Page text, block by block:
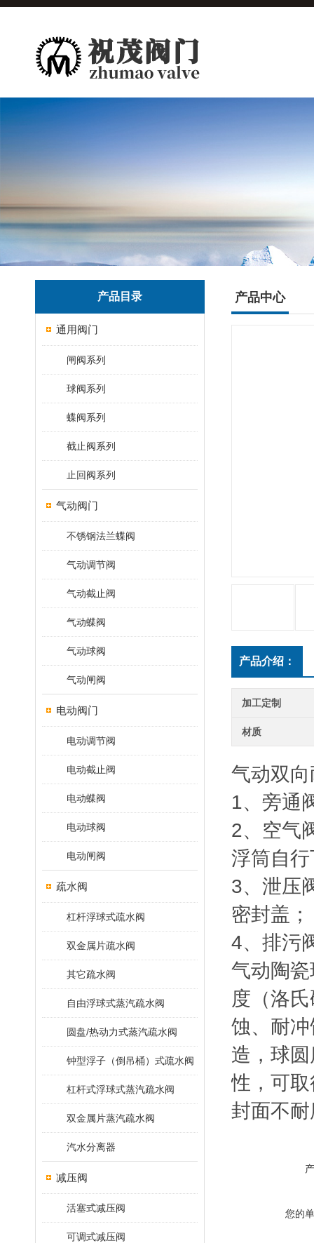
产品目录
通用阀门
闸阀系列
球阀系列
蝶阀系列
截止阀系列
止回阀系列
气动阀门
不锈钢法兰蝶阀
气动调节阀
气动截止阀
气动蝶阀
气动球阀
气动闸阀
电动阀门
电动调节阀
电动截止阀
电动蝶阀
电动球阀
电动闸阀
疏水阀
杠杆浮球式疏水阀
双金属片疏水阀
其它疏水阀
自由浮球式蒸汽疏水阀
圆盘/热动力式蒸汽疏水阀
钟型浮子（倒吊桶）式疏水阀
杠杆式浮球式蒸汽疏水阀
双金属片蒸汽疏水阀
汽水分离器
减压阀
活塞式减压阀
可调式减压阀
产品中心
产品介绍：
加工定制
材质
气动双
1、旁通
2、空气
浮筒自
3、泄压
密封盖；
4、排污
气动陶
度（洛
蚀、耐
造，球
性，可
封面不
您的